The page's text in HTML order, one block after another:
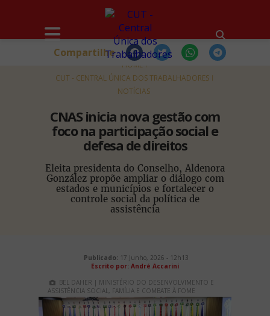
HOME
CUT - CENTRAL ÚNICA DOS TRABALHADORES
NOTÍCIAS
CNAS inicia nova gestão com
foco na participação social e
defesa de direitos
Eleita presidenta do Conselho, Aldenora
González propõe ampliar o diálogo com
estados e municípios e fortalecer o
controle social da política de
assistência
Compartilhe
Publicado: 17 Junho, 2026 - 12h13
Escrito por: André Accarini
BEL DAHER | MINISTÉRIO DO DESENVOLVIMENTO E
ASSISTÊNCIA SOCIAL, FAMÍLIA E COMBATE À FOME